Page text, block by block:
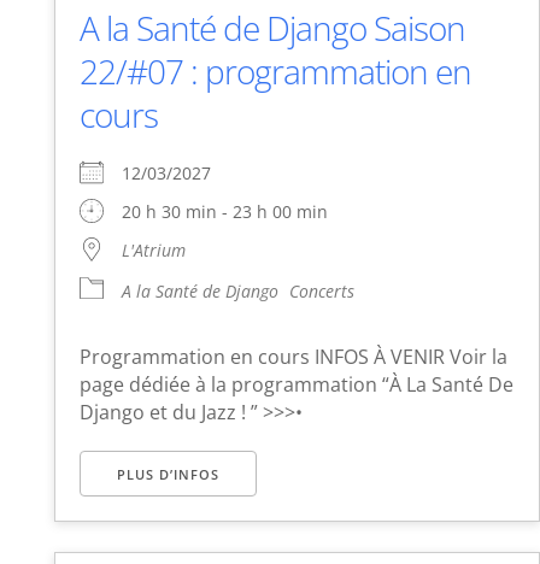
A la Santé de Django Saison
22/#07 : programmation en
cours
12/03/2027
20 h 30 min - 23 h 00 min
L'Atrium
A la Santé de Django Concerts
Programmation en cours INFOS À VENIR Voir la
page dédiée à la programmation “À La Santé De
Django et du Jazz ! ” >>>•
PLUS D’INFOS